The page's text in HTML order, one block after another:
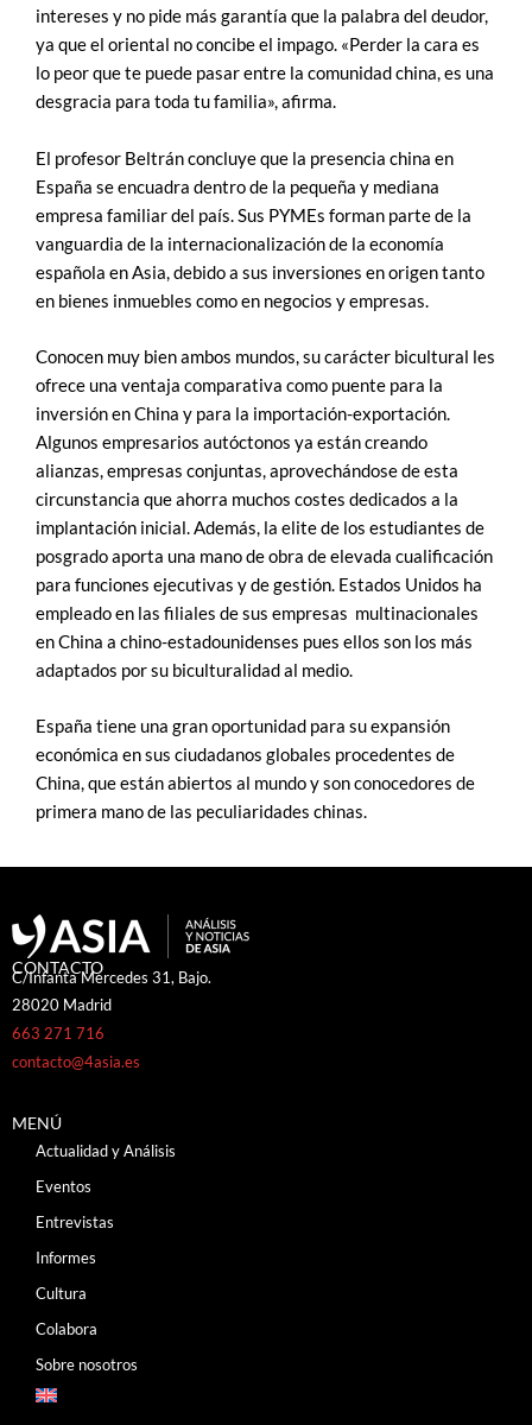
intereses y no pide más garantía que la palabra del deudor,
ya que el oriental no concibe el impago. «Perder la cara es
lo peor que te puede pasar entre la comunidad china, es una
desgracia para toda tu familia», afirma.
El profesor Beltrán concluye que la presencia china en
España se encuadra dentro de la pequeña y mediana
empresa familiar del país. Sus PYMEs forman parte de la
vanguardia de la internacionalización de la economía
española en Asia, debido a sus inversiones en origen tanto
en bienes inmuebles como en negocios y empresas.
Conocen muy bien ambos mundos, su carácter bicultural les
ofrece una ventaja comparativa como puente para la
inversión en China y para la importación-exportación.
Algunos empresarios autóctonos ya están creando
alianzas, empresas conjuntas, aprovechándose de esta
circunstancia que ahorra muchos costes dedicados a la
implantación inicial. Además, la elite de los estudiantes de
posgrado aporta una mano de obra de elevada cualificación
para funciones ejecutivas y de gestión. Estados Unidos ha
empleado en las filiales de sus empresas multinacionales
en China a chino-estadounidenses pues ellos son los más
adaptados por su biculturalidad al medio.
España tiene una gran oportunidad para su expansión
económica en sus ciudadanos globales procedentes de
China, que están abiertos al mundo y son conocedores de
primera mano de las peculiaridades chinas.
CONTACTO
C/Infanta Mercedes 31, Bajo.
28020 Madrid
663 271 716
contacto@4asia.es
MENÚ
Actualidad y Análisis
Eventos
Entrevistas
Informes
Cultura
Colabora
Sobre nosotros